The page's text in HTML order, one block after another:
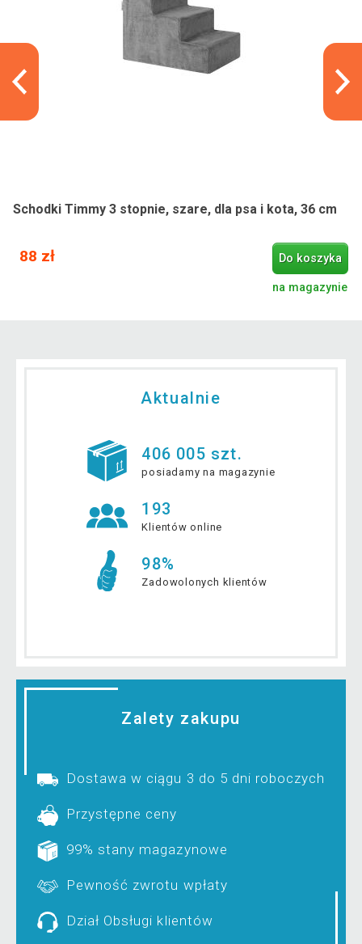
Schodki Timmy 3 stopnie, szare, dla psa i kota, 36 cm
88 zł Do koszyka
na magazynie
Aktualnie
406 005 szt.
posiadamy na magazynie
193
Klientów online
98%
Zadowolonych klientów
Zalety zakupu
Dostawa w ciągu 3 do 5 dni roboczych
Przystępne ceny
99% stany magazynowe
Pewność zwrotu wpłaty
Dział Obsługi klientów